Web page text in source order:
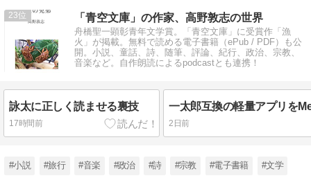
23 「青空文庫」の作家、高野敦志の世界
舟橋聖一顕彰青年文学賞。「青空文庫」に受賞作「漁
火」が掲載。無料で読める電子書籍（ePub / PDF）も公
開。小説、童話、詩、随筆、評論、紀行、政治、宗教、
音楽など。自作朗読によるpodcastとも連携！
詠太に正しく読ませる裏技
17時間前 2日前
#小説 #旅行 #音楽 #政治 #詩 #宗教 #電子書籍 #文学